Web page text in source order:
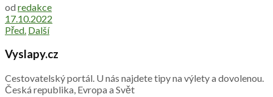
od redakce
17.10.2022
Před. Další
Vyslapy.cz
Cestovatelský portál. U nás najdete tipy na výlety a dovolenou.
Česká republika, Evropa a Svět